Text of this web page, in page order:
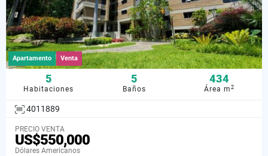
Apartamento Venta
5
Habitaciones
5
Baños
434
Área m2
4011889
PRECIO VENTA
US$550,000
Dólares Americanos